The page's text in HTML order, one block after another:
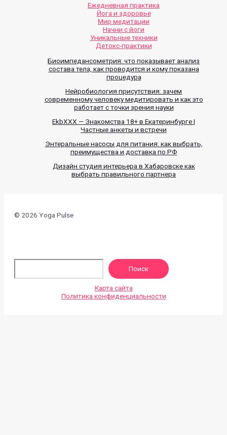
Ежедневная практика
Йога и здоровье
Мир медитации
Начни с йоги
Уникальные техники
Детокс-практики
Биоимпедансометрия: что показывает анализ
состава тела, как проводится и кому показана
процедура
Нейробиология присутствия: зачем
современному человеку медитировать и как это
работает с точки зрения науки
EkbXXX — Знакомства 18+ в Екатеринбурге |
Частные анкеты и встречи
Энтеральные насосы для питания: как выбрать,
преимущества и доставка по РФ
Дизайн студия интерьера в Хабаровске как
выбрать правильного партнера
© 2026 Yoga Pulse
Поиск
Карта сайта
Политика конфиденциальности